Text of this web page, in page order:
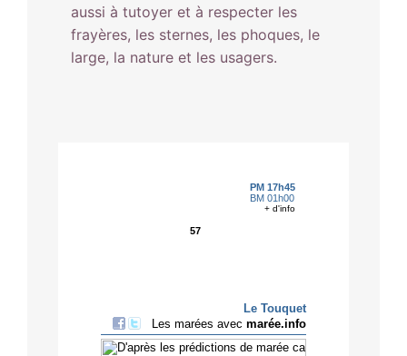
aussi à tutoyer et à respecter les
frayères, les sternes, les phoques, le
large, la nature et les usagers.